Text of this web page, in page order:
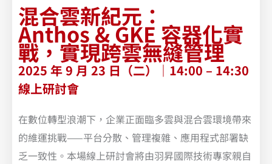
混合雲新紀元：
Anthos & GKE 容器化實
戰，實現跨雲無縫管理
2025 年 9 月 23 日（二）｜14:00 – 14:30
線上研討會
在數位轉型浪潮下，企業正面臨多雲與混合雲環境帶來
的維運挑戰——平台分散、管理複雜、應用程式部署缺
乏一致性。本場線上研討會將由羽昇國際技術專家親自